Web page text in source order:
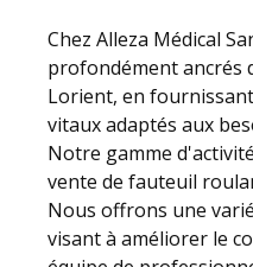
Chez Alleza Médical
profondément ancrés
Lorient, en
vitaux adaptés aux
Notre gamme
vente de fauteuil
Nous offrons une
visant à améliorer le